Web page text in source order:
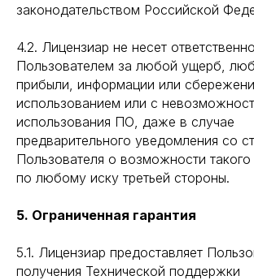
законодательством Российской
4.2. Лицензиар не несет
Пользователем за любой ущерб,
прибыли, информации или
использованием или с
использования ПО, даже в случае
предварительного уведомления со
Пользователя о возможности
по любому иску третьей стороны.
5. Ограниченная гарантия
5.1. Лицензиар предоставляет
получения Технической поддержки